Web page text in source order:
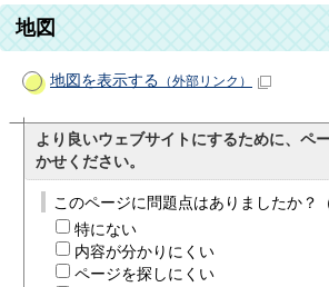
地図
地図を表示する （外部リンク）
より良いウェブサイトにするために、ペ
かせください。
このページに問題点はありましたか？
特にない
内容が分かりにくい
ページを探しにくい